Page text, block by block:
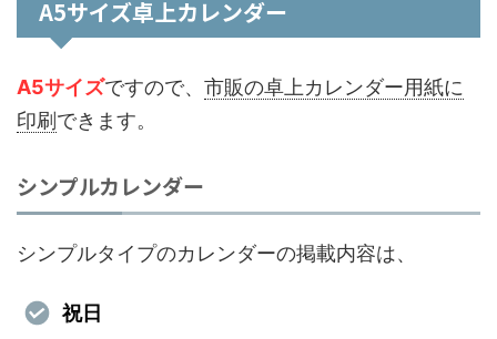
A5サイズ卓上カレンダー
A5サイズですので、 市販の卓上カレンダー用紙に
印刷 できます。
シンプルカレンダー
シンプルタイプのカレンダーの掲載内容は、
祝日